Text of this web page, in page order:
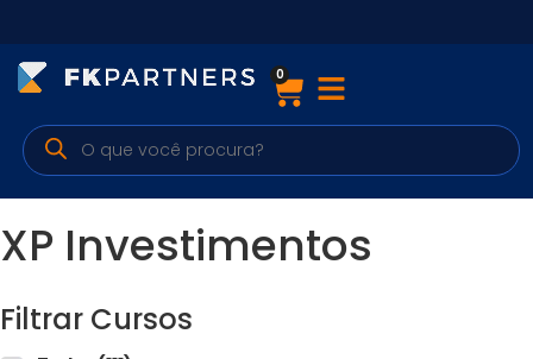
Cursos
Preparatórios Nacionais
Internacionais
Finanças & Edu. Continuada
Por atuação
0
XP Investimentos
Filtrar Cursos